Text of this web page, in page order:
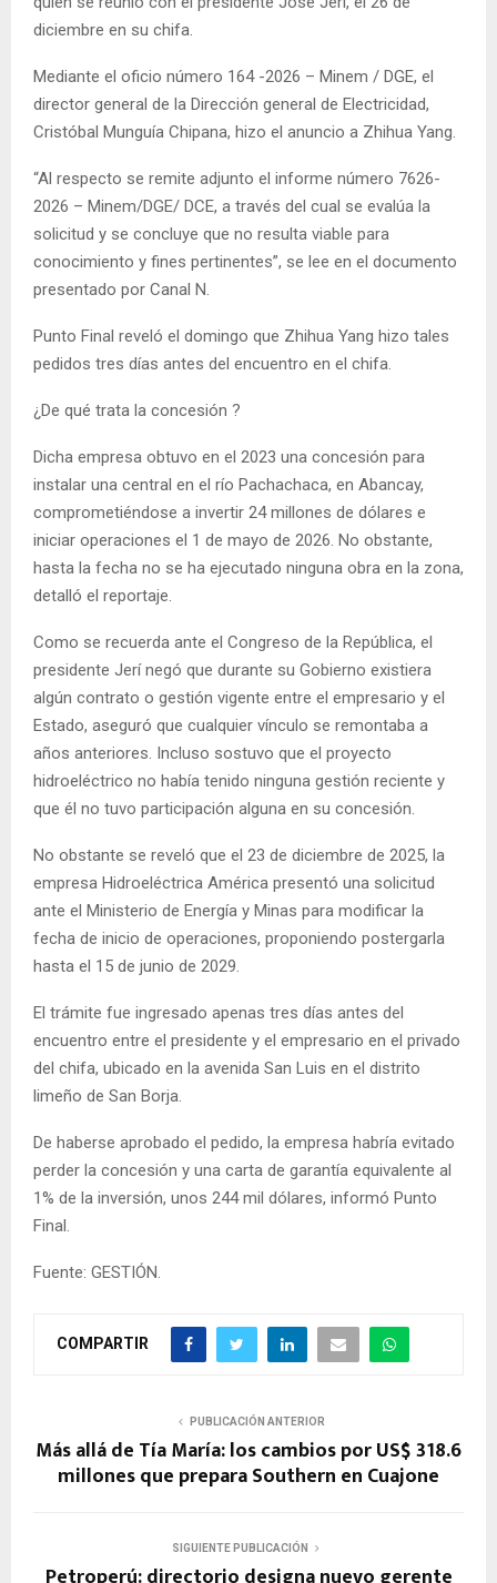
diciembre en su chifa.
Mediante el oficio número 164 -2026 – Minem / DGE, el
director general de la Dirección general de Electricidad,
Cristóbal Munguía Chipana, hizo el anuncio a Zhihua Yang.
“Al respecto se remite adjunto el informe número 7626-
2026 – Minem/DGE/ DCE, a través del cual se evalúa la
solicitud y se concluye que no resulta viable para
conocimiento y fines pertinentes”, se lee en el documento
presentado por Canal N.
Punto Final reveló el domingo que Zhihua Yang hizo tales
pedidos tres días antes del encuentro en el chifa.
¿De qué trata la concesión ?
Dicha empresa obtuvo en el 2023 una concesión para
instalar una central en el río Pachachaca, en Abancay,
comprometiéndose a invertir 24 millones de dólares e
iniciar operaciones el 1 de mayo de 2026. No obstante,
hasta la fecha no se ha ejecutado ninguna obra en la zona,
detalló el reportaje.
Como se recuerda ante el Congreso de la República, el
presidente Jerí negó que durante su Gobierno existiera
algún contrato o gestión vigente entre el empresario y el
Estado, aseguró que cualquier vínculo se remontaba a
años anteriores. Incluso sostuvo que el proyecto
hidroeléctrico no había tenido ninguna gestión reciente y
que él no tuvo participación alguna en su concesión.
No obstante se reveló que el 23 de diciembre de 2025, la
empresa Hidroeléctrica América presentó una solicitud
ante el Ministerio de Energía y Minas para modificar la
fecha de inicio de operaciones, proponiendo postergarla
hasta el 15 de junio de 2029.
El trámite fue ingresado apenas tres días antes del
encuentro entre el presidente y el empresario en el privado
del chifa, ubicado en la avenida San Luis en el distrito
limeño de San Borja.
De haberse aprobado el pedido, la empresa habría evitado
perder la concesión y una carta de garantía equivalente al
1% de la inversión, unos 244 mil dólares, informó Punto
Final.
Fuente: GESTIÓN.
COMPARTIR
PUBLICACIÓN ANTERIOR
Más allá de Tía María: los cambios por US$ 318.6
millones que prepara Southern en Cuajone
SIGUIENTE PUBLICACIÓN